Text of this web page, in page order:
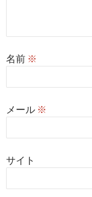
名前 ※
メール ※
サイト